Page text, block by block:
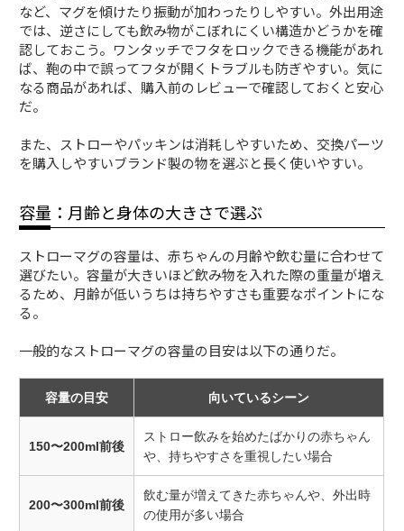
など、マグを傾けたり振動が加わったりしやすい。外出用途
では、逆さにしても飲み物がこぼれにくい構造かどうかを確
認しておこう。ワンタッチでフタをロックできる機能があれ
ば、鞄の中で誤ってフタが開くトラブルも防ぎやすい。気に
なる商品があれば、購入前のレビューで確認しておくと安心
だ。
また、ストローやパッキンは消耗しやすいため、交換パーツ
を購入しやすいブランド製の物を選ぶと長く使いやすい。
容量：月齢と身体の大きさで選ぶ
ストローマグの容量は、赤ちゃんの月齢や飲む量に合わせて
選びたい。容量が大きいほど飲み物を入れた際の重量が増え
るため、月齢が低いうちは持ちやすさも重要なポイントにな
る。
一般的なストローマグの容量の目安は以下の通りだ。
容量の目安 向いているシーン
150〜200ml前後
ストロー飲みを始めたばかりの赤ちゃん
や、持ちやすさを重視したい場合
200〜300ml前後
飲む量が増えてきた赤ちゃんや、外出時
の使用が多い場合